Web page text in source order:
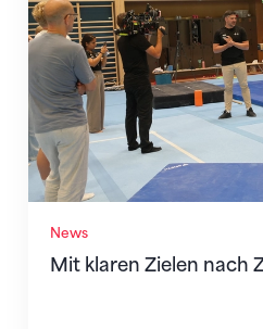
News
Mit klaren Zielen nach